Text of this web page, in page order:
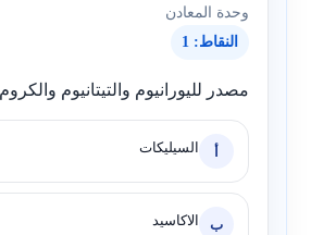
وحدة المعادن
النقاط: 1
مصدر لليورانيوم والتيتانيوم والكروم
أ السيليكات
ب الاكاسيد